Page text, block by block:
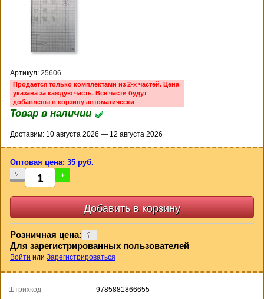
Артикул: 25606
Продается только комплектами из 2-х частей. Цена
указана за каждую часть. Все части будут
добавлены в корзину автоматически
Товар в наличии
Доставим: 10 августа 2026 — 12 августа 2026
Оптовая цена: 35 руб.
- +
Розничная цена:
Для зарегистрированных пользователей
Войти или Зарегистрироваться
Штрихкод
9785881866655